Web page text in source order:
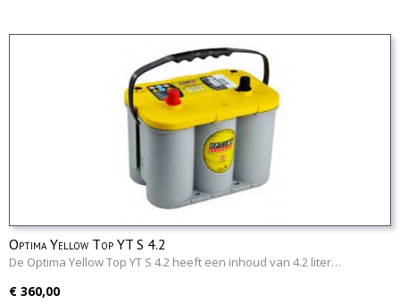
Optima Yellow Top YT S 4.2
De Optima Yellow Top YT S 4.2 heeft een inhoud van 4.2 liter…
€ 360,00